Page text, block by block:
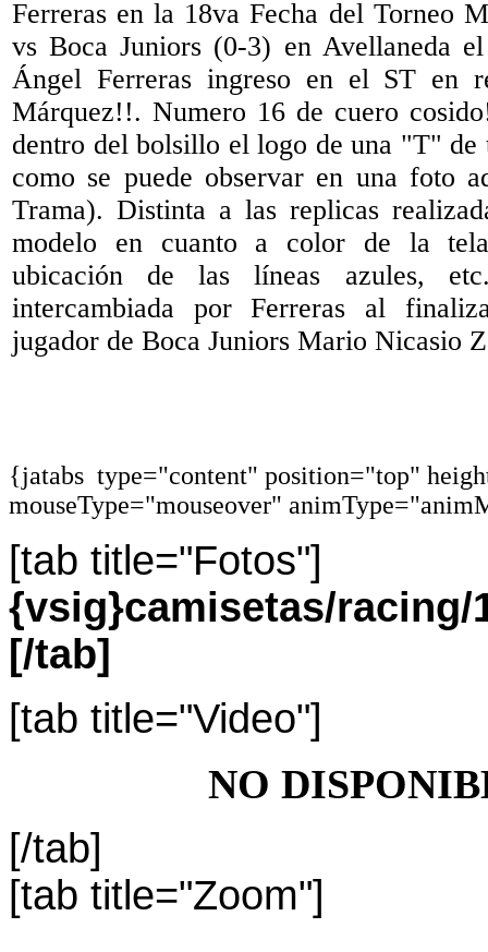
Ferreras en la 18va Fecha del Torneo
vs Boca Juniors (0-3) en Avellaneda
Ángel Ferreras ingreso en el ST en
Márquez!!. Numero 16 de cuero
dentro del bolsillo el logo de una "T" de
como se puede observar en una foto
Trama). Distinta a las replicas
modelo en cuanto a color de la
ubicación de las líneas azules,
intercambiada por Ferreras al
jugador de Boca Juniors Mario Nicasio
{jatabs type="content" position="top"
mouseType="mouseover"
[tab title="Fotos"]
{vsig}camisetas/racing/
[/tab]
[tab title="Video"]
NO
[/tab]
[tab title="Zoom"]